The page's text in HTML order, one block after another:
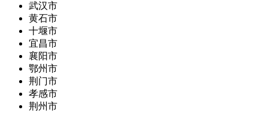
武汉市
黄石市
十堰市
宜昌市
襄阳市
鄂州市
荆门市
孝感市
荆州市